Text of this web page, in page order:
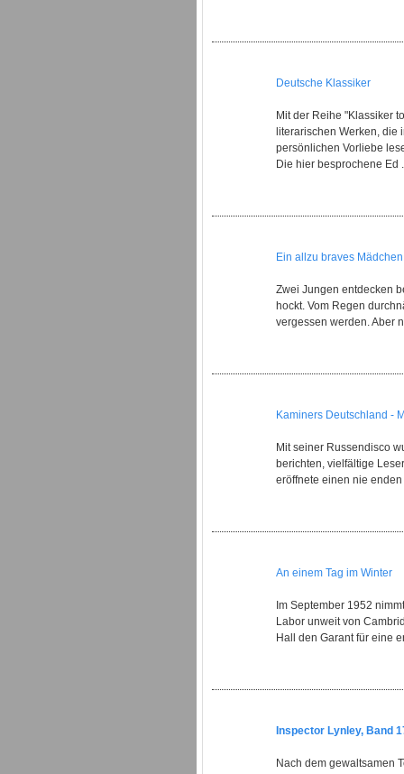
Deutsche Klassiker
Mit der Reihe "Klassiker
literarischen Werken,
persönlichen Vorliebe
Die hier besprochene Ed
Ein allzu braves Mädchen
Zwei Jungen entdecken
hockt. Vom Regen
vergessen werden. Aber
Kaminers Deutschland -
Mit seiner Russendisco
berichten, vielfältige
eröffnete einen nie
An einem Tag im Winter
Im September 1952
Labor unweit von
Hall den Garant für eine
Inspector Lynley, Band
Nach dem gewaltsamen